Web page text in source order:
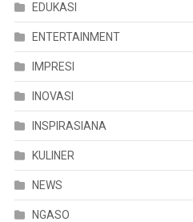
EDUKASI
ENTERTAINMENT
IMPRESI
INOVASI
INSPIRASIANA
KULINER
NEWS
NGASO